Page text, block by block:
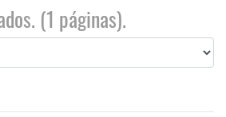
(1 páginas).